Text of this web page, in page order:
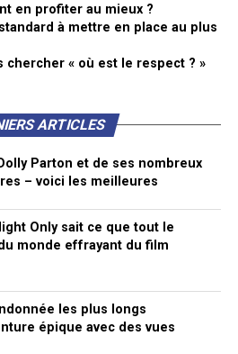
en profiter au mieux ?
à mettre en place au plus
« où est le respect ? »
ARTICLES
Parton et de ses nombreux
– voici les meilleures
Only sait ce que tout le
monde effrayant du film
les plus longs
épique avec des vues